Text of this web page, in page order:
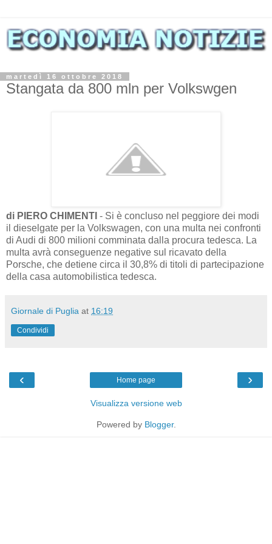
martedì 16 ottobre 2018
Stangata da 800 mln per Volkswgen
di PIERO CHIMENTI - Si è concluso nel peggiore dei modi
il dieselgate per la Volkswagen, con una multa nei confronti
di Audi di 800 milioni comminata dalla procura tedesca. La
multa avrà conseguenze negative sul ricavato della
Porsche, che detiene circa il 30,8% di titoli di partecipazione
della casa automobilistica tedesca.
Giornale di Puglia at 16:19
Condividi
‹ ›
Home page
Visualizza versione web
Powered by Blogger.